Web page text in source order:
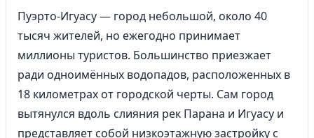
Пуэрто-Игуасу — город небольшой, около 40
тысяч жителей, но ежегодно принимает
миллионы туристов. Большинство приезжает
ради одноимённых водопадов, расположенных в
18 километрах от городской черты. Сам город
вытянулся вдоль слияния рек Парана и Игуасу и
представляет собой низкоэтажную застройку с